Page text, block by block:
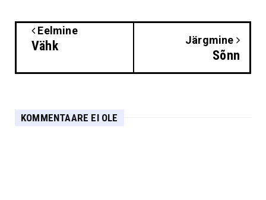
Eelmine
Vähk Järgmine
Sõnn
KOMMENTAARE EI OLE